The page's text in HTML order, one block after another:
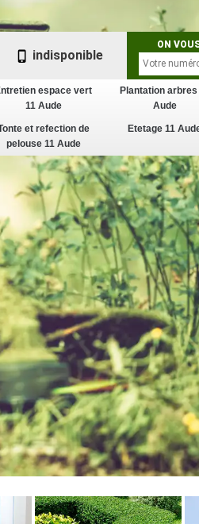
espace vert
11 Aude
Plantation arbres
Aude
et refection de
pelouse 11 Aude
Etetage 11
indisponible
ON